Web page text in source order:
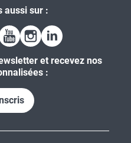
aussi sur :
et recevez nos
: